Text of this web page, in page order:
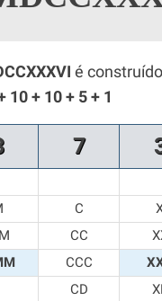
é
10 + 10 + 5 + 1
7
C
CC
CCC
CD